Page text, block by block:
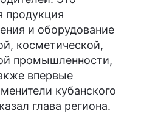
и оборудование
косметической,
промышленности,
впервые
кубанского
глава региона.